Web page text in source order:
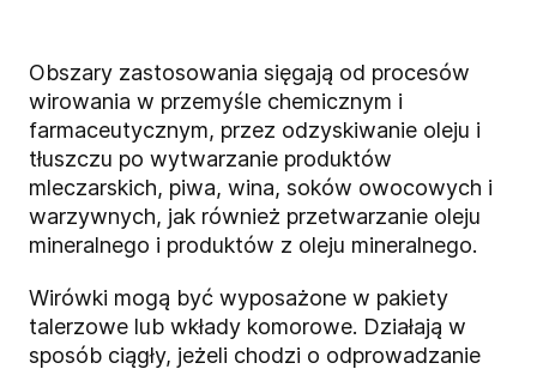
Obszary zastosowania sięgają od procesów
wirowania w przemyśle chemicznym i
farmaceutycznym, przez odzyskiwanie oleju i
tłuszczu po wytwarzanie produktów
mleczarskich, piwa, wina, soków owocowych i
warzywnych, jak również przetwarzanie oleju
mineralnego i produktów z oleju mineralnego.
Wirówki mogą być wyposażone w pakiety
talerzowe lub wkłady komorowe. Działają w
sposób ciągły, jeżeli chodzi o odprowadzanie